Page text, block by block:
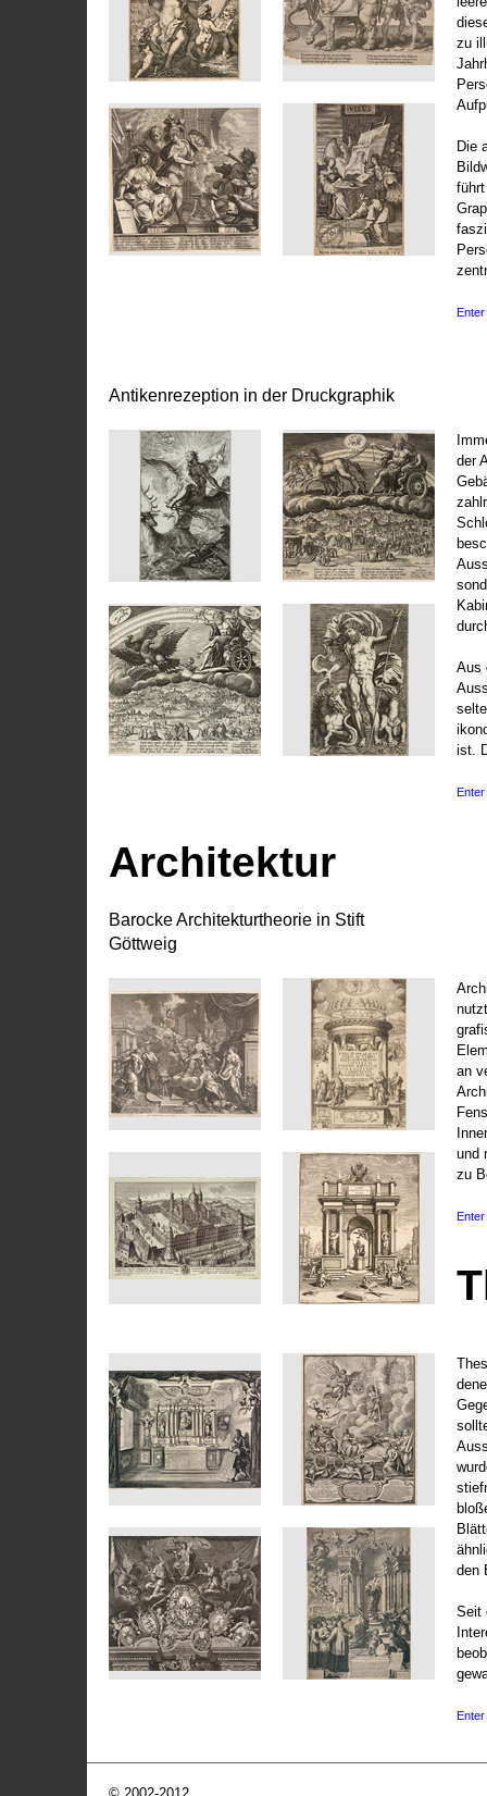
zu
Die
Enter
Antikenrezeption in der Druckgraphik
der
Aus
ist.
Enter
Architektur
Barocke Architekturtheorie in Stift
Göttweig
an
und
zu
Enter
den
Seit